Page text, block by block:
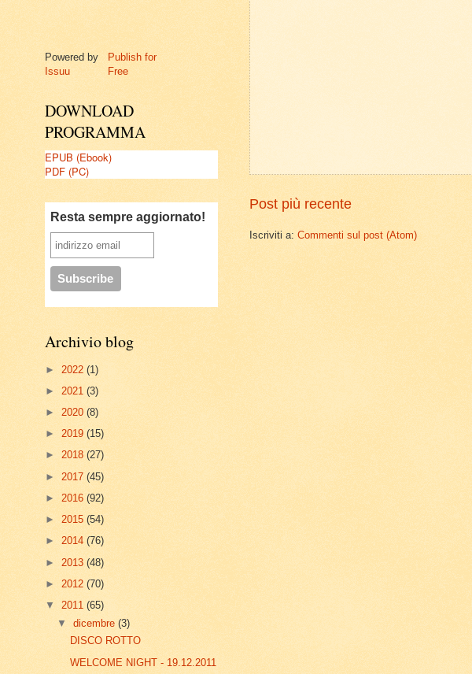
Post più recente
Iscriviti a: Commenti sul post (Atom)
Powered by
Issuu
Publish for
Free
DOWNLOAD
PROGRAMMA
EPUB (Ebook)
PDF (PC)
Resta sempre aggiornato!
Archivio blog
► 2022 (1)
► 2021 (3)
► 2020 (8)
► 2019 (15)
► 2018 (27)
► 2017 (45)
► 2016 (92)
► 2015 (54)
► 2014 (76)
► 2013 (48)
► 2012 (70)
▼ 2011 (65)
▼dicembre(3)
DISCO ROTTO
WELCOME NIGHT - 19.12.2011